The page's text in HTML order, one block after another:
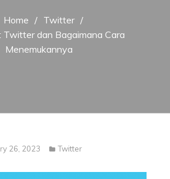
Home
Twitter
dan Bagaimana Cara
Menemukannya
26, 2023 Twitter